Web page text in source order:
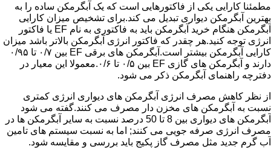
مطمئنا کارایی یکی از فاکتورهایی است که یک آبگرمکن ساده را به
بهترین آبگرمکن دیواری تبدیل می کند.برای تشخیص میزان کارایی
آبگرمکن هنگام خرید آبگرمکن باید به فاکتوری به نام EF یا فاکتور
انرژی توجه کنید.هر چقدر که فاکتور انرژی آبگرمکن بالاتر باشد میزان
کارایی آبگرمکن بیشتر است.آبگرمکن های برقی EF بین ۰/۷ تا ۰/۹۵
دارند و آبگرمکن های گازی EF بین ۰/۵ تا ۰/۶.معمولا این معیار در
دفترچه راهنمای آبگرمکن ذکر می شود.
از نظر کاهش مصرف انرژی آبگرمکن های دیواری انرژی کمتری
نسبت به آبگرمکن های مخزن دار مصرف می کنند.گفته می شود
آبگرمکن های دیواری بین 8 تا 50 درصد نسبت به سایر آبگرمکن ها در
مصرف انرژی صرفه جویی می کنند; اما به نسبت سیستم های تامین
آب گرم جدید مثل مصرف گاز پکیج باید بررسی و مقایسه شود.